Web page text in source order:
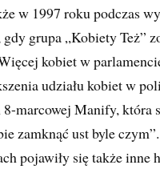
w 1997 roku podczas
grupa „Kobiety Też”
kobiet w
udziału kobiet w
8-marcowej Manify, która
zamknąć ust byle
pojawiły się także inne